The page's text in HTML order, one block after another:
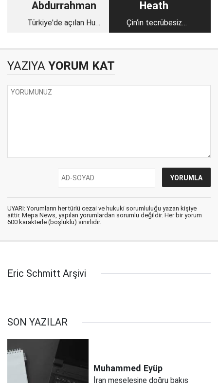
Abdurrahman
Türkiye'de açılan Husi
Heath
Çin’in tecrübesiz
ordusu iş
YAZIYA YORUM KAT
UYARI: Yorumların her türlü cezai ve hukuki sorumluluğu yazan kişiye
aittir. Mepa News, yapılan yorumlardan sorumlu değildir. Her bir yorum
600 karakterle (boşluklu) sınırlıdır.
Eric Schmitt Arşivi
SON YAZILAR
Muhammed Eyüp
İran meselesine doğru bakış